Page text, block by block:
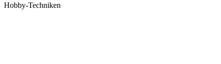
Hobby-Techniken